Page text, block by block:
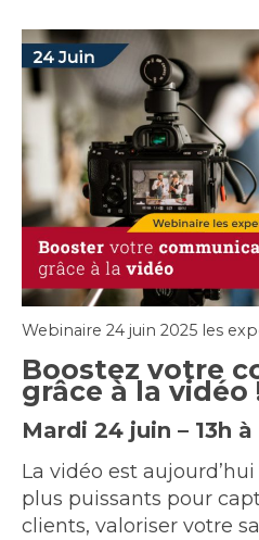
Webinaire 24 juin 2025 les
Boostez votre
grâce à la vidéo
Mardi 24 juin – 13h à
La vidéo est
plus puissants pour
clients, valoriser votre